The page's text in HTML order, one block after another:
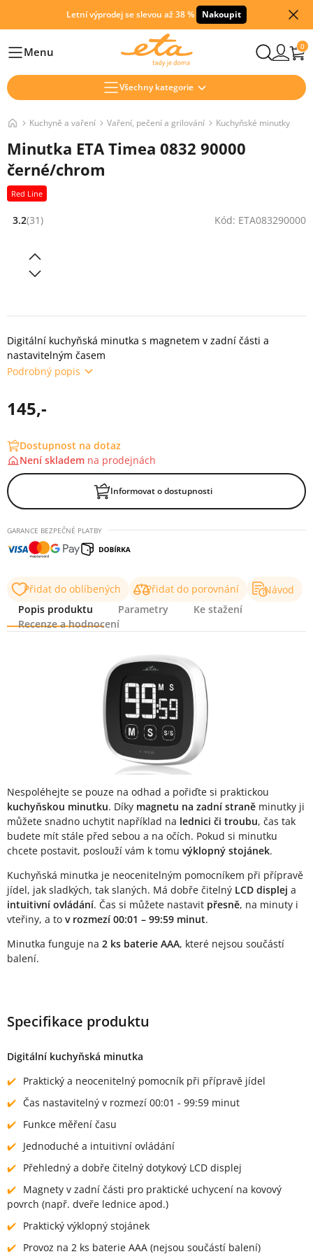
Letní výprodej se slevou až 38 % Nakoupit
HlavníMenu 0
Všechny kategorie
Kuchyně a vaření Vaření, pečení a grilování Kuchyňské minutky
Minutka ETA Timea 0832 90000
černé/chrom
Red Line
Hodnocení: 3.2 z 5 (31 recenzí)
3.2(31) Kód: ETA083290000
Digitální kuchyňská minutka s magnetem v zadní části a
nastavitelným časem
Podrobný popis
145,-
Dostupnost na dotaz
Není skladem na prodejnách
Informovat o dostupnosti
GARANCE BEZPEČNÉ PLATBY
Přidat do oblíbených Přidat do porovnání
Návod
Popis produktu
Parametry
Ke stažení
Recenze a hodnocení
Nespoléhejte se pouze na odhad a pořiďte si praktickou
kuchyňskou minutku. Díky magnetu na zadní straně minutky ji
můžete snadno uchytit například na lednici či troubu, čas tak
budete mít stále před sebou a na očích. Pokud si minutku
chcete postavit, poslouží vám k tomu výklopný stojánek.
Kuchyňská minutka je neocenitelným pomocníkem při přípravě
jídel, jak sladkých, tak slaných. Má dobře čitelný LCD displej a
intuitivní ovládání. Čas si můžete nastavit přesně, na minuty i
vteřiny, a to v rozmezí 00:01 – 99:59 minut.
Minutka funguje na 2 ks baterie AAA, které nejsou součástí
balení.
Specifikace produktu
Digitální kuchyňská minutka
Praktický a neocenitelný pomocník při přípravě jídel
Čas nastavitelný v rozmezí 00:01 - 99:59 minut
Funkce měření času
Jednoduché a intuitivní ovládání
Přehledný a dobře čitelný dotykový LCD displej
Magnety v zadní části pro praktické uchycení na kovový
povrch (např. dveře lednice apod.)
Praktický výklopný stojánek
Provoz na 2 ks baterie AAA (nejsou součástí balení)